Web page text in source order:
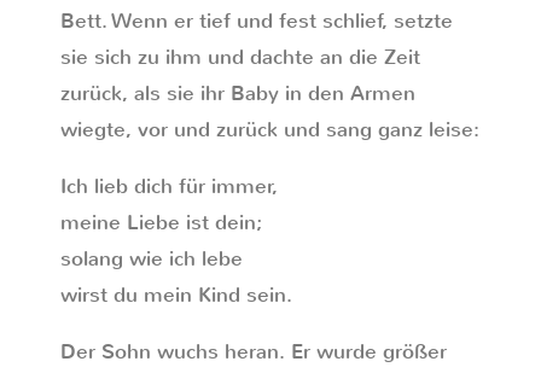
Bett. Wenn er tief und fest schlief, setzte
sie sich zu ihm und dachte an die Zeit
zurück, als sie ihr Baby in den Armen
wiegte, vor und zurück und sang ganz leise:
Ich lieb dich für immer,
meine Liebe ist dein;
solang wie ich lebe
wirst du mein Kind sein.
Der Sohn wuchs heran. Er wurde größer